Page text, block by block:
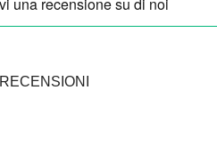
RECENSIONI